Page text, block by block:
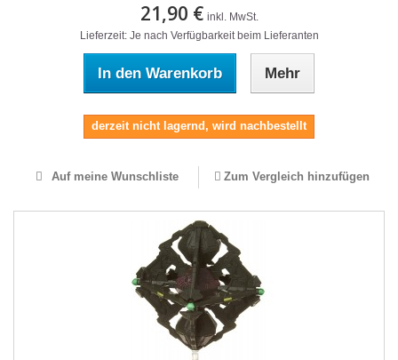
21,90 € inkl. MwSt.
Lieferzeit: Je nach Verfügbarkeit beim Lieferanten
In den Warenkorb Mehr
derzeit nicht lagernd, wird nachbestellt
Auf meine Wunschliste Zum Vergleich hinzufügen